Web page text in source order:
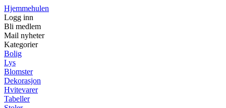
Hjemmehulen
Logg inn
Bli medlem
Mail nyheter
Kategorier
Bolig
Lys
Blomster
Dekorasjon
Hvitevarer
Tabeller